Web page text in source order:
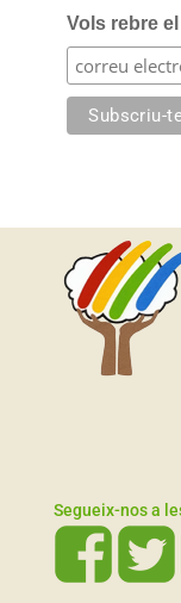
Vols rebre
Segueix-nos a